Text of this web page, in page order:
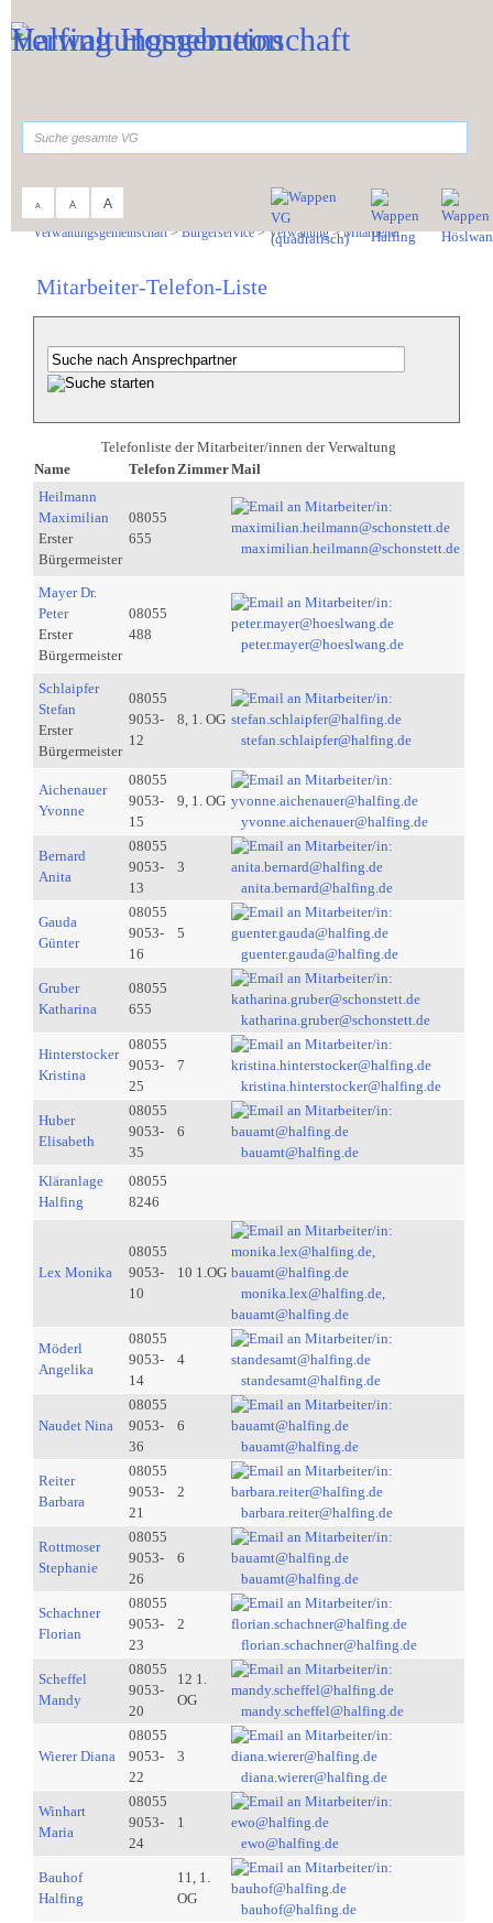
A A A
Verwaltungsgemeinschaft>Bürgerservice>Verwaltung>Mitarbeiter
Mitarbeiter-Telefon-Liste
Telefonliste der Mitarbeiter/innen der Verwaltung
Name
Telefon ZimmerMail
Heilmann
Maximilian
Erster
Bürgermeister
08055
655
maximilian.heilmann@schonstett.de
Mayer Dr.
Peter
Erster
Bürgermeister
08055
488
peter.mayer@hoeslwang.de
Schlaipfer
Stefan
Erster
Bürgermeister
08055
9053-
12
8, 1. OG
stefan.schlaipfer@halfing.de
Aichenauer
Yvonne
08055
9053-
15
9, 1. OG
yvonne.aichenauer@halfing.de
Bernard
Anita
08055
9053-
13
3
anita.bernard@halfing.de
Gauda
Günter
08055
9053-
16
5
guenter.gauda@halfing.de
Gruber
Katharina
08055
655
katharina.gruber@schonstett.de
Hinterstocker
Kristina
08055
9053-
25
7
kristina.hinterstocker@halfing.de
Huber
Elisabeth
08055
9053-
35
6
bauamt@halfing.de
Kläranlage
Halfing
08055
8246
Lex Monika
08055
9053-
10
10 1.OG
monika.lex@halfing.de,
bauamt@halfing.de
Möderl
Angelika
08055
9053-
14
4
standesamt@halfing.de
Naudet Nina
08055
9053-
36
6
bauamt@halfing.de
Reiter
Barbara
08055
9053-
21
2
barbara.reiter@halfing.de
Rottmoser
Stephanie
08055
9053-
26
6
bauamt@halfing.de
Schachner
Florian
08055
9053-
23
2
florian.schachner@halfing.de
Scheffel
Mandy
08055
9053-
20
12 1.
OG
mandy.scheffel@halfing.de
Wierer Diana
08055
9053-
22
3
diana.wierer@halfing.de
Winhart
Maria
08055
9053-
24
1
ewo@halfing.de
Bauhof
Halfing
11, 1.
OG
bauhof@halfing.de